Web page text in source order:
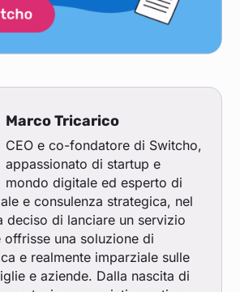
Marco Tricarico
CEO e co-fondatore di Switcho,
appassionato di startup e
mondo digitale ed esperto di
e consulenza strategica, nel
deciso di lanciare un servizio
offrisse una soluzione di
e realmente imparziale sulle
e aziende. Dalla nascita di